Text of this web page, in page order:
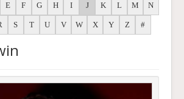
E F G H I J K L M N
S T U V W X Y Z #